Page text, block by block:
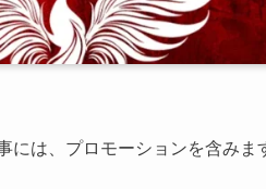
には、プロモーションを含みま